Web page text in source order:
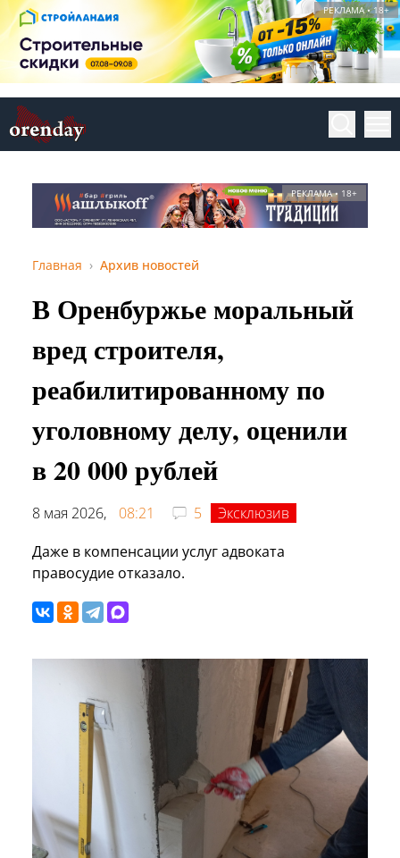
РЕКЛАМА • 18+
РЕКЛАМА • 18+
Главная Архив новостей
В Оренбуржье моральный
вред строителя,
реабилитированному по
уголовному делу, оценили
в 20 000 рублей
8 мая 2026, 08:21 5
Эксклюзив
Даже в компенсации услуг адвоката
правосудие отказало.